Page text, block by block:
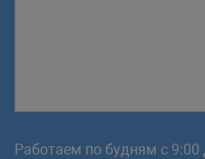
Работаем по будням с 9:00